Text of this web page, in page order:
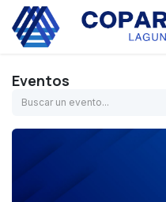
Ir al contenido
Eventos